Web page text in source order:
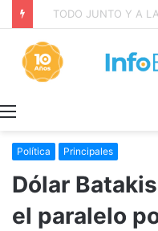
Política Principales
Dólar
el paralelo